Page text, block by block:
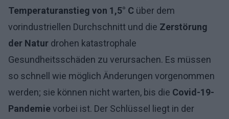
Temperaturanstieg von 1,5° C über dem
vorindustriellen Durchschnitt und die Zerstörung
der Natur drohen katastrophale
Gesundheitsschäden zu verursachen. Es müssen
so schnell wie möglich Änderungen vorgenommen
werden; sie können nicht warten, bis die Covid-19-
Pandemievorbei ist. Der Schlüssel liegt in der